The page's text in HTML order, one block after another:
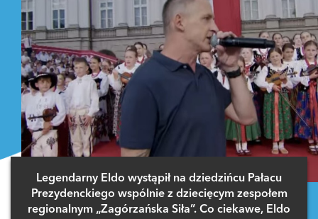
Legendarny Eldo wystąpił na dziedzińcu Pałacu
Prezydenckiego wspólnie z dziecięcym zespołem
regionalnym „Zagórzańska Siła”. Co ciekawe, Eldo